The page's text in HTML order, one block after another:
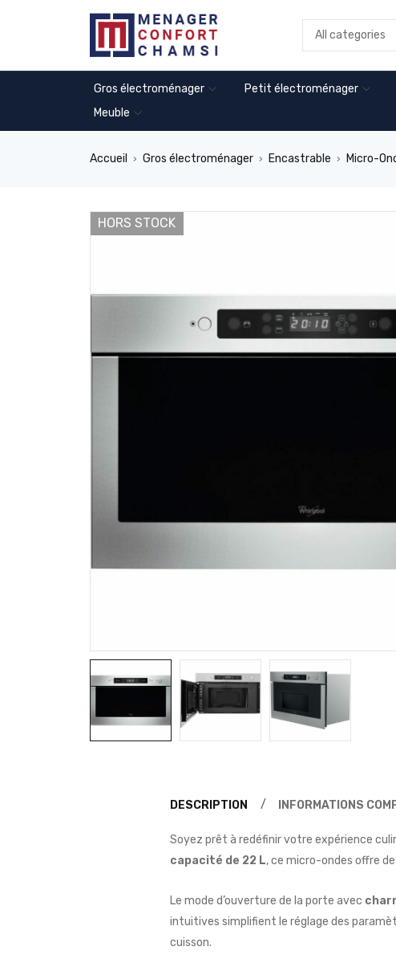
Gros électroménager Petit électroménager
Meuble
Accueil › Gros électroménager › Encastrable › Micro-
HORS STOCK
DESCRIPTION INFORMATIONS
Soyez prêt à redéfinir votre expérience
capacité de 22 L, ce micro-ondes offre
Le mode d’ouverture de la porte avec
intuitives simplifient le réglage des
cuisson.